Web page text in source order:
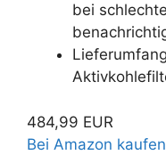
bei
484,99 EUR
Bei Amazon kaufen